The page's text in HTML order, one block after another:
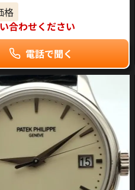
格
合わせください
電話で聞く